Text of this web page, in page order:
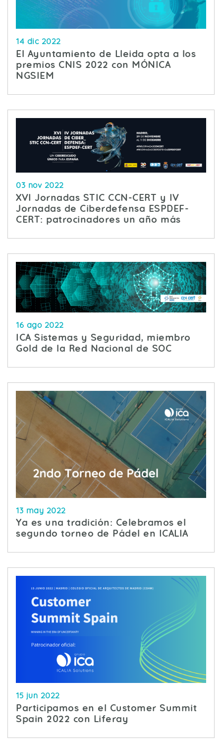
14 dic 2022
El Ayuntamiento de Lleida opta a los
premios CNIS 2022 con MÓNICA
NGSIEM
03 nov 2022
XVI Jornadas STIC CCN-CERT y IV
Jornadas de Ciberdefensa ESPDEF-
CERT: patrocinadores un año más
16 ago 2022
ICA Sistemas y Seguridad, miembro
Gold de la Red Nacional de SOC
13 may 2022
Ya es una tradición: Celebramos el
segundo torneo de Pádel en ICALIA
15 jun 2022
Participamos en el Customer Summit
Spain 2022 con Liferay